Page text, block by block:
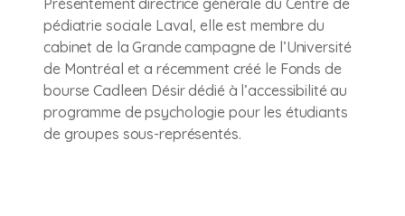
Présentement directrice générale du Centre de
pédiatrie sociale Laval, elle est membre du
cabinet de la Grande campagne de l’Université
de Montréal et a récemment créé le Fonds de
bourse Cadleen Désir dédié à l’accessibilité au
programme de psychologie pour les étudiants
de groupes sous-représentés.